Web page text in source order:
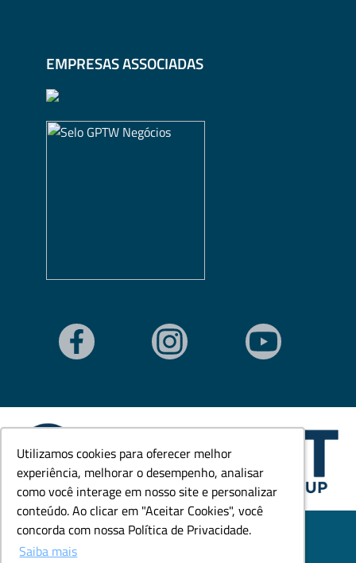
Utilizamos cookies para oferecer melhor
experiência, melhorar o desempenho, analisar
como você interage em nosso site e personalizar
conteúdo. Ao clicar em "Aceitar Cookies", você
concorda com nossa Política de Privacidade.
Saiba mais
Utilizamos cookies para oferecer melhor
experiência, melhorar o desempenho, analisar
como você interage em nosso site e personalizar
conteúdo. Ao clicar em "Aceitar Cookies", você
concorda com nossa Política de Privacidade.
Saiba mais
EMPRESAS ASSOCIADAS
© Todos os direitos reservados. Goedert Ltda - CNPJ:
79.846.465/0001-18.